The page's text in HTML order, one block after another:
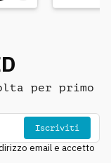
per primo
Iscriviti
email e accetto